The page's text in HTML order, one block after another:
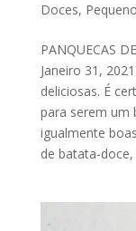
Doces,
PANQUECAS
Janeiro 31,
deliciosas. É
para serem um
igualmente
de batata-